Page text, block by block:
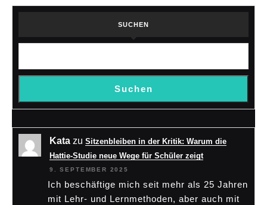
SUCHEN
Suchen
Kata zu Sitzenbleiben in der Kritik: Warum die
Hattie-Studie neue Wege für Schüler zeigt
9. SEPTEMBER 2025
Ich beschäftige mich seit mehr als 25 Jahren
mit Lehr- und Lernmethoden, aber auch mit